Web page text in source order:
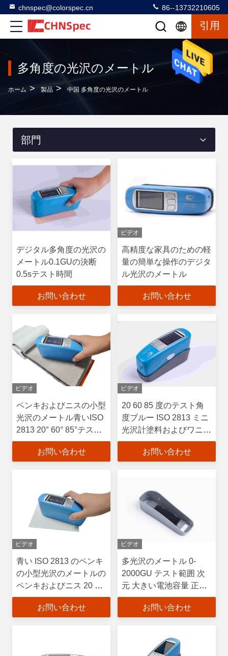
chnspec@colorspec.cn 86--13732210605
引用
多角度の光沢のメートル
ホーム > 製品 > 中国 多角度の光沢のメートル
部門
デジタル多角度の光沢の
メートル0.1GUの決断
0.5sテスト時間
お問い合わせ
ビデオ
高精度な家具のための軽
量の簡単な操作のデジタ
ル光沢のメートル
お問い合わせ
ビデオ
ペンキおよびニスの小型
光沢のメートル青いISO
2813 20° 60° 85°テスト
角度JJG 696の標準
お問い合わせ
ビデオ
20 60 85 度のテスト角
度ブルー ISO 2813 ミニ
光沢計塗料およびワニス
CS-380
お問い合わせ
ビデオ
青い ISO 2813 のペンキ
の小型光沢のメートルの
ペンキおよびニス 20 60
および 85 度
お問い合わせ
ビデオ
多光沢のメートル 0-
2000GU テスト範囲 次
元 大きい電池容量 正確
さ
お問い合わせ